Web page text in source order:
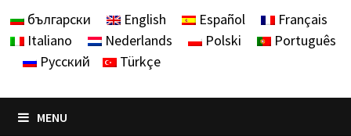
български
English Español
Français
Italiano
Nederlands Polski
Português
Русский
Türkçe
MENU